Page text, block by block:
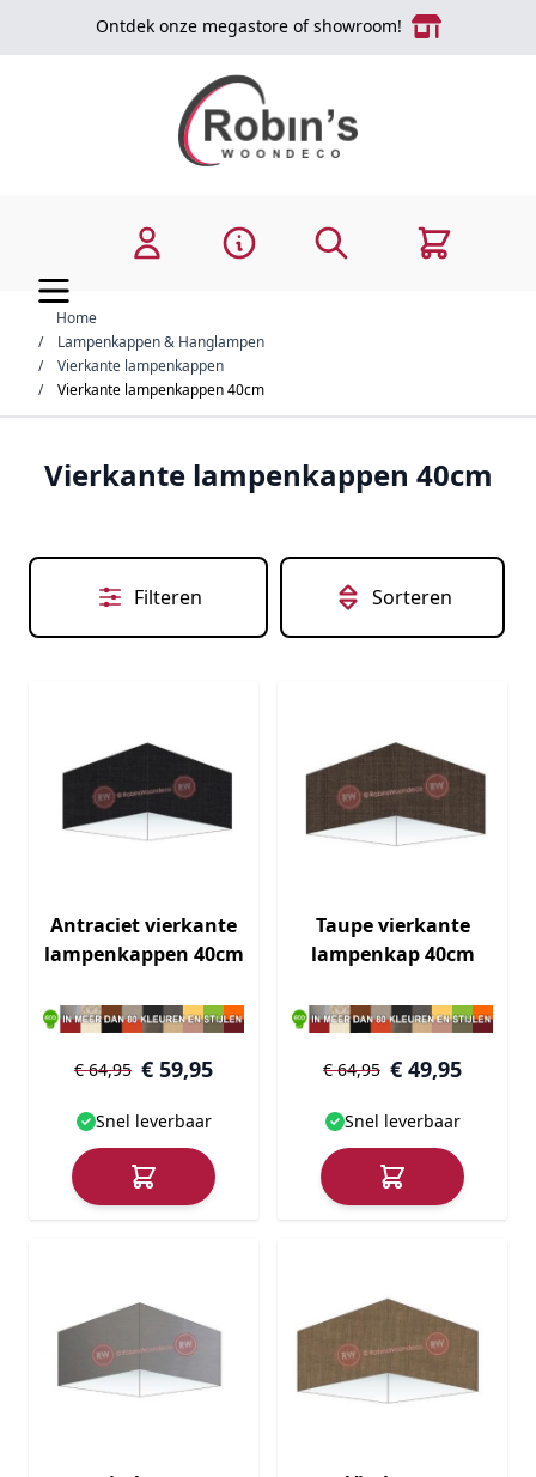
Ga naar de inhoudOntdek onze megastore of showroom!
Zoek Cart
Home
/
Lampenkappen & Hanglampen
/
Vierkante lampenkappen
/
Vierkante lampenkappen 40cm
Vierkante lampenkappen 40cm
Filteren Sorteren
Antraciet vierkante
lampenkappen 40cm
€ 59,95
€ 64,95
Snel leverbaar
Taupe vierkante
lampenkap 40cm
€ 49,95
€ 64,95
Snel leverbaar